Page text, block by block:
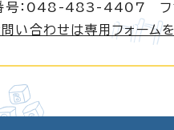
号：048-483-4407 フ
い合わせは専用フォーム